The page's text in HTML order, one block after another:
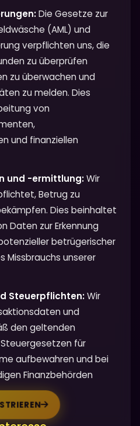
Die Gesetze zur
(AML) und
verpflichten uns, die
zu überprüfen
zu überwachen und
zu melden. Dies
von
und finanziellen
und -ermittlung:Wir
Betrug zu
Dies beinhaltet
Daten zur Erkennung
betrügerischer
Missbrauchs unserer
Steuerpflichten:Wir
und
den geltenden
für
aufbewahren und bei
Finanzbehörden